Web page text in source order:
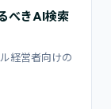
べきAI検索
経営者向けの